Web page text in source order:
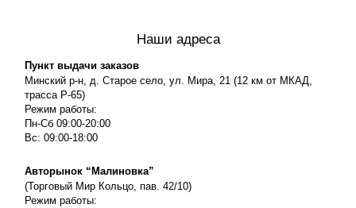
Наши адреса
Пункт выдачи заказов
Минский р-н, д. Старое село, ул. Мира, 21 (12 км от МКАД,
трасса P-65)
Режим работы:
Пн-Сб 09:00-20:00
Вс: 09:00-18:00
Авторынок “Малиновка”
(Торговый Мир Кольцо, пав. 42/10)
Режим работы: